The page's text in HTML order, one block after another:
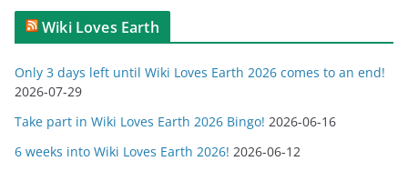
т
о
р
і
ї
Wiki Loves Earth
Only 3 days left until Wiki Loves Earth 2026 comes to an end!
2026-07-29
Take part in Wiki Loves Earth 2026 Bingo! 2026-06-16
6 weeks into Wiki Loves Earth 2026! 2026-06-12